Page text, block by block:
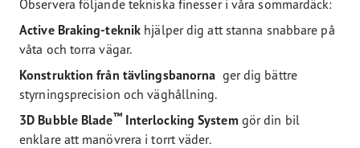
Observera följande tekniska finesser i våra sommardäck:
Active Braking-teknik hjälper dig att stanna snabbare på
våta och torra vägar.
Konstruktion från tävlingsbanorna ger dig bättre
styrningsprecision och väghållning.
3D Bubble Blade™Interlocking System gör din bil
enklare att manövrera i torrt väder.